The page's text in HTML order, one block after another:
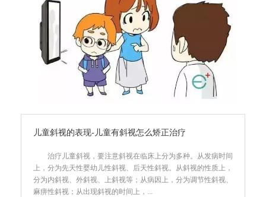
儿童斜视的表现-儿童有斜视怎么矫正治疗
治疗儿童斜视，要注意斜视在临床上分为多种。从发病时间
上，分为先天性婴幼儿性斜视、后天性斜视。从斜视的性质上，
分为内斜视、外斜视、上斜视等；从病因上，分为调节性斜视、
麻痹性斜视；从出现斜视的时间上，...